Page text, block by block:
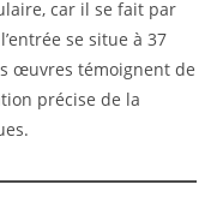
car il se fait par
se situe à 37
œuvres témoignent de
précise de la